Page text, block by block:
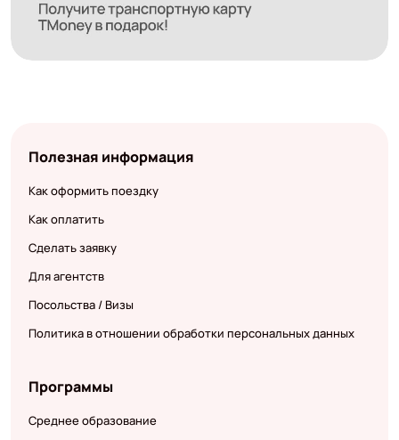
Полезная информация
Как оформить поездку
Как оплатить
Сделать заявку
Для агентств
Посольства / Визы
Политика в отношении обработки персональных данных
Программы
Среднее образование